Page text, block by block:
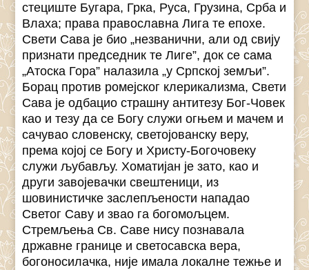
стециште Бугара, Грка, Руса, Грузина, Срба и
Влаха; права православна Лига те епохе.
Свети Сава је био „незванични, али од свију
признати председник те Лиге”, док се сама
„Атоска Гора” налазила „у Српској земљи”.
Борац против ромејског клерикализма, Свети
Сава је одбацио страшну антитезу Бог-Човек
као и тезу да се Богу служи огњем и мачем и
сачувао словенску, светојованску веру,
према којој се Богу и Христу-Богочовеку
служи љубављу. Хоматијан је зато, као и
други завојевачки свештеници, из
шовинистичке заслепљености нападао
Светог Саву и звао га богомољцем.
Стремљења Св. Саве нису познавала
државне границе и светосавска вера,
богоносилачка, није имала локалне тежње и